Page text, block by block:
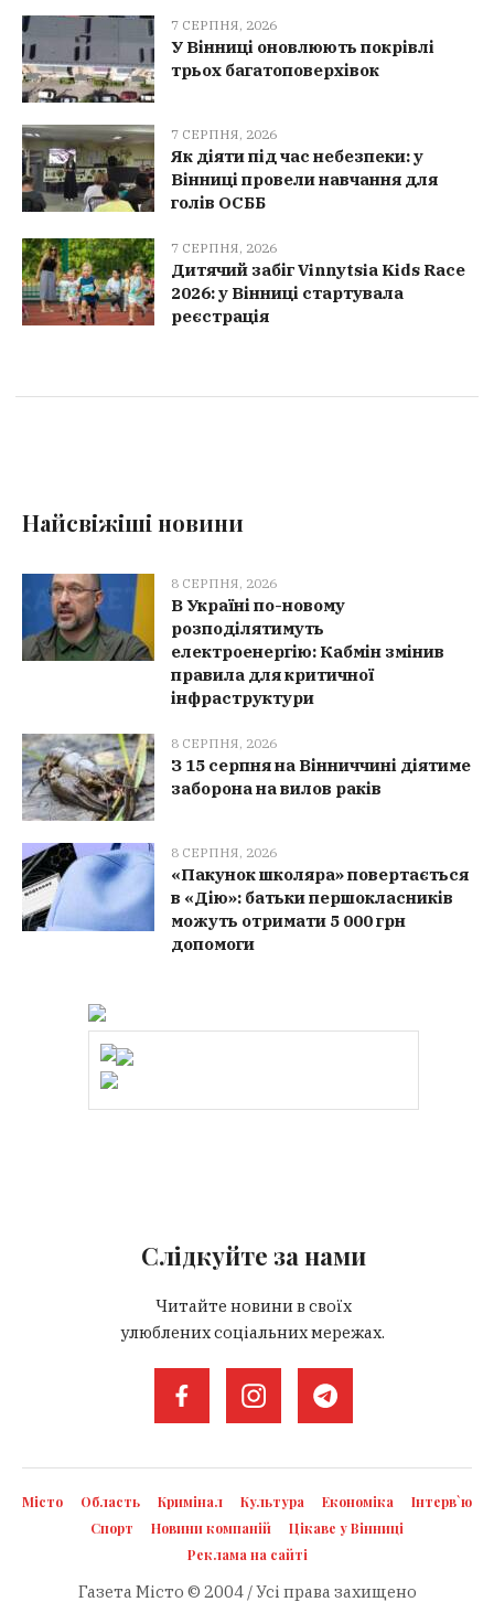
7 СЕРПНЯ, 2026
У Вінниці оновлюють покрівлі
трьох багатоповерхівок
7 СЕРПНЯ, 2026
Як діяти під час небезпеки: у
Вінниці провели навчання для
голів ОСББ
7 СЕРПНЯ, 2026
Дитячий забіг Vinnytsia Kids Race
2026: у Вінниці стартувала
реєстрація
Найсвіжіші новини
8 СЕРПНЯ, 2026
В Україні по-новому
розподілятимуть
електроенергію: Кабмін змінив
правила для критичної
інфраструктури
8 СЕРПНЯ, 2026
З 15 серпня на Вінниччині діятиме
заборона на вилов раків
8 СЕРПНЯ, 2026
«Пакунок школяра» повертається
в «Дію»: батьки першокласників
можуть отримати 5 000 грн
допомоги
Слідкуйте за нами
Читайте новини в своїх
улюблених соціальних мережах.
Місто Область Кримінал Культура Економіка
Інтерв`ю
Спорт
Новини компаній
Цікаве у Вінниці
Реклама на сайті
Газета Місто © 2004 / Усі права захищено